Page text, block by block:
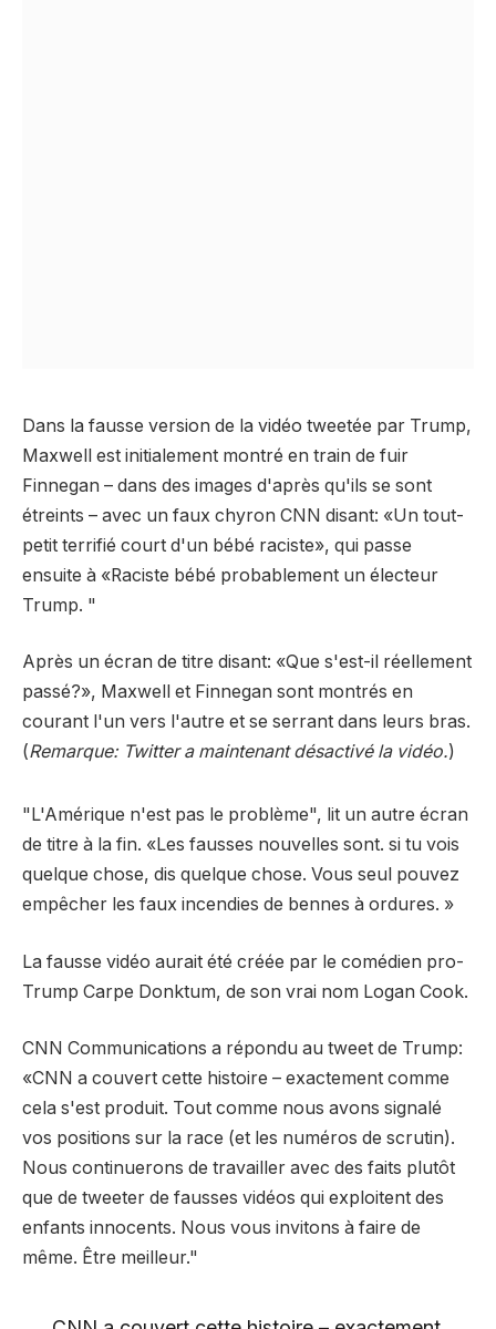
Dans la fausse version de la vidéo tweetée par Trump,
Maxwell est initialement montré en train de fuir
Finnegan – dans des images d'après qu'ils se sont
étreints – avec un faux chyron CNN disant: «Un tout-
petit terrifié court d'un bébé raciste», qui passe
ensuite à «Raciste bébé probablement un électeur
Trump. "
Après un écran de titre disant: «Que s'est-il réellement
passé?», Maxwell et Finnegan sont montrés en
courant l'un vers l'autre et se serrant dans leurs bras.
(Remarque: Twitter a maintenant désactivé la vidéo.)
"L'Amérique n'est pas le problème", lit un autre écran
de titre à la fin. «Les fausses nouvelles sont. si tu vois
quelque chose, dis quelque chose. Vous seul pouvez
empêcher les faux incendies de bennes à ordures. »
La fausse vidéo aurait été créée par le comédien pro-
Trump Carpe Donktum, de son vrai nom Logan Cook.
CNN Communications a répondu au tweet de Trump:
«CNN a couvert cette histoire – exactement comme
cela s'est produit. Tout comme nous avons signalé
vos positions sur la race (et les numéros de scrutin).
Nous continuerons de travailler avec des faits plutôt
que de tweeter de fausses vidéos qui exploitent des
enfants innocents. Nous vous invitons à faire de
même. Être meilleur."